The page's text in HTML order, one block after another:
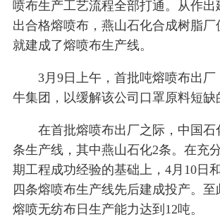
喷布生产工艺流程全部打通。从作出
出合格熔喷布，燕山石化合成树脂厂
就建成了熔喷布生产线。
3月9日上午，首批吨熔喷布出厂
牛集团，以缓解该公司口罩原料短缺
在首批熔喷布出厂之际，中国石
条生产线，其中燕山石化2条。在充
期工程成功经验的基础上，4月10日
四条熔喷布生产线先后建成投产。
熔喷无纺布日生产能力达到12吨。